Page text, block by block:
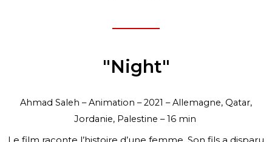
"Night"
Ahmad Saleh – Animation – 2021 – Allemagne, Qatar,
Jordanie, Palestine – 16 min